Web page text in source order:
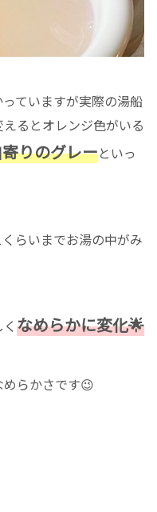
ていますが実際の湯船
るとオレンジ色がいる
りのグレーといっ
らいまでお湯の中がみ
なめらかに変化🌟
らかさです😉